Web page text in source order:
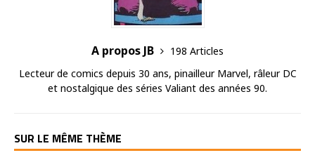
A propos JB
198 Articles
Lecteur de comics depuis 30 ans, pinailleur Marvel, râleur DC
et nostalgique des séries Valiant des années 90.
SUR LE MÊME THÈME